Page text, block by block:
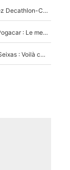
Une signature très importante se prépare chez Decathlon-CMA CGM pour aider Paul Seixas à gagner le Tour de France 2027
Paul Seixas en route pour succéder à Tadej Pogacar : Le meilleur est annoncé pour l’avenir de la pépite française
Encore un coup dur pour le projet avec Paul Seixas : Voilà ce qui bloque le transfert d’un coureur chez Decathlon-CMA CGM